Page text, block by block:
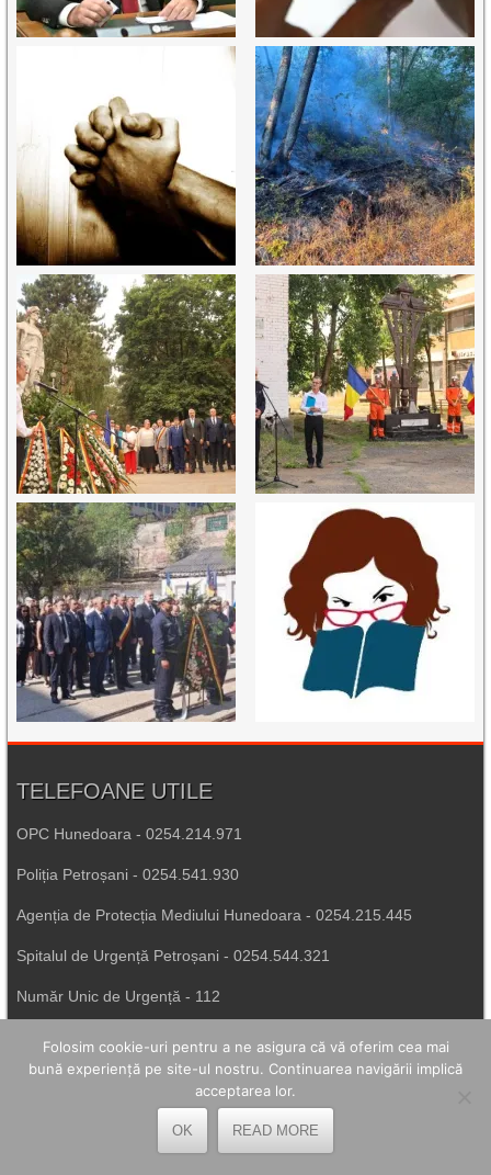
TELEFOANE UTILE
OPC Hunedoara - 0254.214.971
Poliția Petroșani - 0254.541.930
Agenția de Protecția Mediului Hunedoara - 0254.215.445
Spitalul de Urgență Petroșani - 0254.544.321
Număr Unic de Urgență - 112
LEGĂTURI UTILE
Folosim cookie-uri pentru a ne asigura că vă oferim cea mai
bună experiență pe site-ul nostru. Continuarea navigării implică
acceptarea lor.
OK READ MORE